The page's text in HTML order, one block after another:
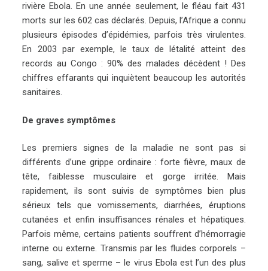
rivière Ebola. En une année seulement, le fléau fait 431
morts sur les 602 cas déclarés. Depuis, l’Afrique a connu
plusieurs épisodes d’épidémies, parfois très virulentes.
En 2003 par exemple, le taux de létalité atteint des
records au Congo : 90% des malades décèdent ! Des
chiffres effarants qui inquiètent beaucoup les autorités
sanitaires.
De graves symptômes
Les premiers signes de la maladie ne sont pas si
différents d’une grippe ordinaire : forte fièvre, maux de
tête, faiblesse musculaire et gorge irritée. Mais
rapidement, ils sont suivis de symptômes bien plus
sérieux tels que vomissements, diarrhées, éruptions
cutanées et enfin insuffisances rénales et hépatiques.
Parfois même, certains patients souffrent d’hémorragie
interne ou externe. Transmis par les fluides corporels –
sang, salive et sperme – le virus Ebola est l’un des plus